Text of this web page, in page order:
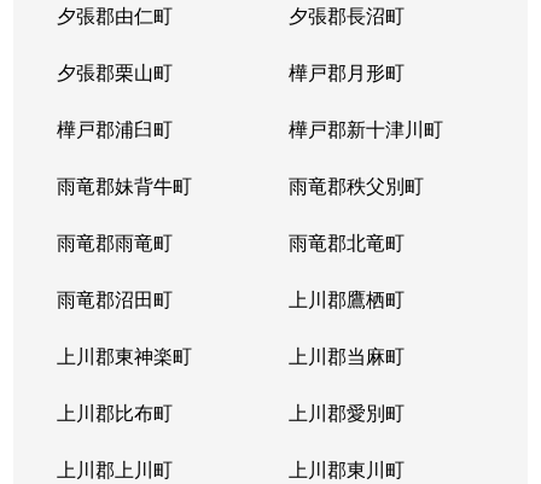
夕張郡由仁町 夕張郡長沼町
夕張郡栗山町 樺戸郡月形町
樺戸郡浦臼町 樺戸郡新十津川町
雨竜郡妹背牛町 雨竜郡秩父別町
雨竜郡雨竜町 雨竜郡北竜町
雨竜郡沼田町 上川郡鷹栖町
上川郡東神楽町 上川郡当麻町
上川郡比布町 上川郡愛別町
上川郡上川町 上川郡東川町